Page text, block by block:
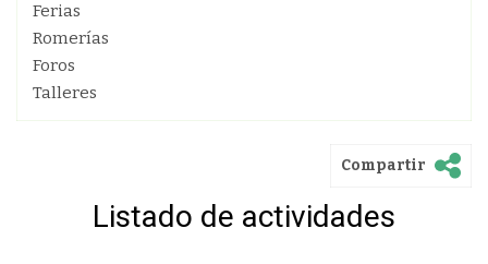
Ferias
Romerías
Foros
Talleres
Compartir
Listado de actividades